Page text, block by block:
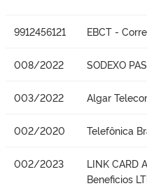
9912456121 EBCT -
008/2022 SODEXO
003/2022 Algar
002/2020 Telefônica
002/2023
LINK CARD
Beneficios